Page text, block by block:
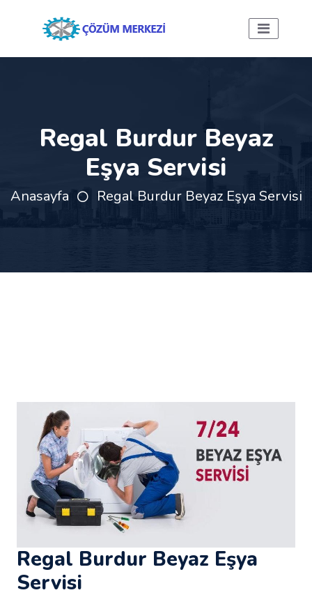
Regal Burdur Beyaz
Eşya Servisi
Anasayfa Regal Burdur Beyaz Eşya Servisi
Regal Burdur Beyaz Eşya
Servisi